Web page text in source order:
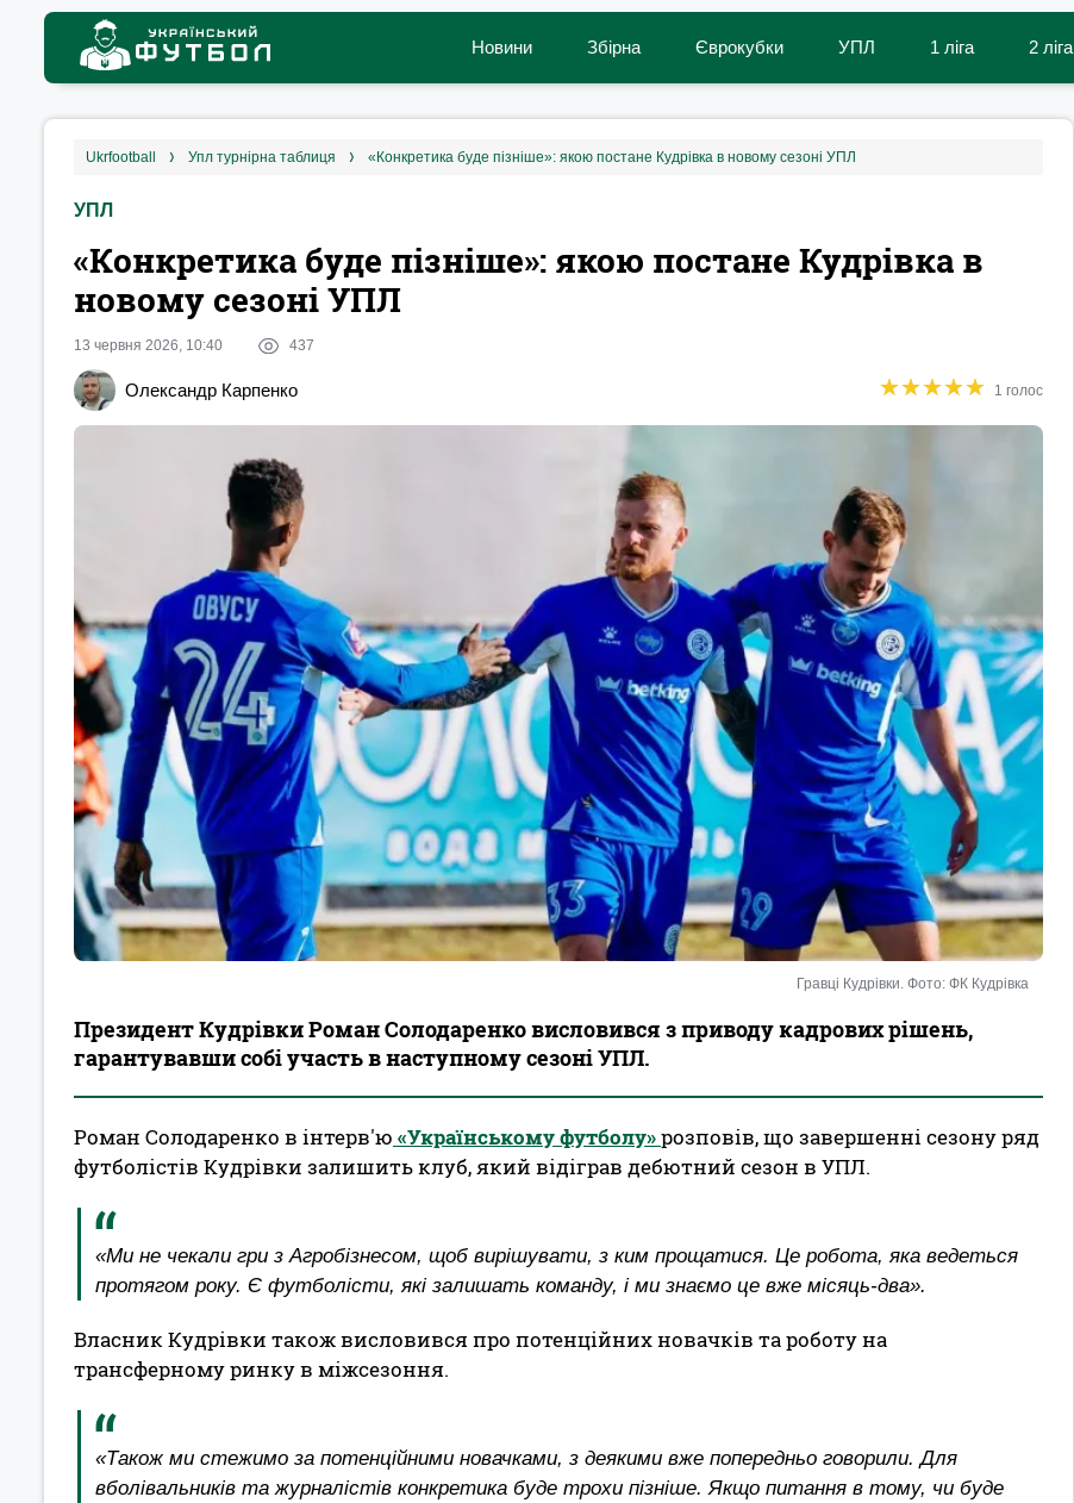
Новини Збірна Єврокубки УПЛ 1 ліга 2 ліга
ukrfootball упл турнірна таблиця «Конкретика буде пізніше»: якою постане Кудрівка в новому сезоні УПЛ
УПЛ
«Конкретика буде пізніше»: якою постане Кудрівка в
новому сезоні УПЛ
13 червня 2026, 10:40 437
Олександр Карпенко ★★★★★
★★★★★ 1 голос
Гравці Кудрівки. Фото: ФК Кудрівка
Президент Кудрівки Роман Солодаренко висловився з приводу кадрових рішень,
гарантувавши собі участь в наступному сезоні УПЛ.
Роман Солодаренко в інтерв'ю «Українському футболу»розповів, що завершенні сезону ряд
футболістів Кудрівки залишить клуб, який відіграв дебютний сезон в УПЛ.
«Ми не чекали гри з Агробізнесом, щоб вирішувати, з ким прощатися. Це робота, яка ведеться
протягом року. Є футболісти, які залишать команду, і ми знаємо це вже місяць-два».
Власник Кудрівки також висловився про потенційних новачків та роботу на
трансферному ринку в міжсезоння.
«Також ми стежимо за потенційними новачками, з деякими вже попередньо говорили. Для
вболівальників та журналістів конкретика буде трохи пізніше. Якщо питання в тому, чи буде